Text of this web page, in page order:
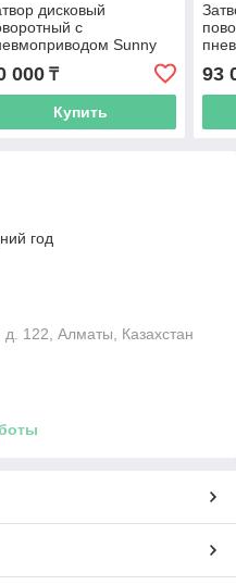
дисковый
с
Sunny
10Q DN50
000₸
Купить
93
год
122, Алматы, Казахстан